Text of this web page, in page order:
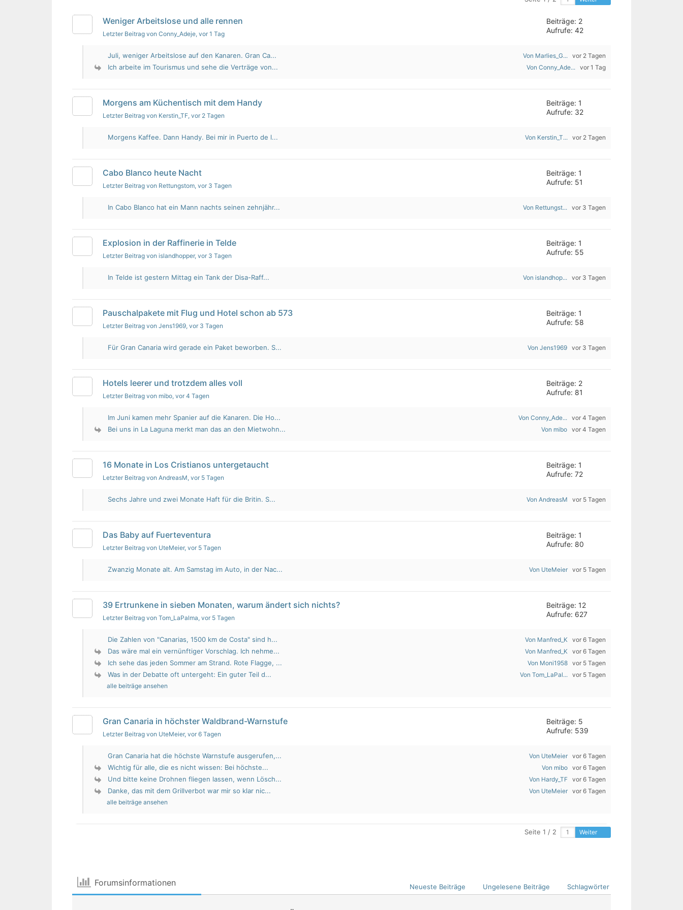
Weniger Arbeitslose und alle rennen
Letzter Beitrag von Conny_Adeje, vor 1 Tag
Beiträge: 2
Aufrufe: 42
Juli, weniger Arbeitslose auf den Kanaren. Gran Ca... Von Marlies_G... vor 2 Tagen
Ich arbeite im Tourismus und sehe die Verträge von... Von Conny_Ade... vor 1 Tag
Morgens am Küchentisch mit dem Handy
Letzter Beitrag von Kerstin_TF, vor 2 Tagen
Beiträge: 1
Aufrufe: 32
Morgens Kaffee. Dann Handy. Bei mir in Puerto de l... Von Kerstin_T... vor 2 Tagen
Cabo Blanco heute Nacht
Letzter Beitrag von Rettungstom, vor 3 Tagen
Beiträge: 1
Aufrufe: 51
In Cabo Blanco hat ein Mann nachts seinen zehnjähr... Von Rettungst... vor 3 Tagen
Explosion in der Raffinerie in Telde
Letzter Beitrag von islandhopper, vor 3 Tagen
Beiträge: 1
Aufrufe: 55
In Telde ist gestern Mittag ein Tank der Disa-Raff... Von islandhop... vor 3 Tagen
Pauschalpakete mit Flug und Hotel schon ab 573
Letzter Beitrag von Jens1969, vor 3 Tagen
Beiträge: 1
Aufrufe: 58
Für Gran Canaria wird gerade ein Paket beworben. S... Von Jens1969 vor 3 Tagen
Hotels leerer und trotzdem alles voll
Letzter Beitrag von mibo, vor 4 Tagen
Beiträge: 2
Aufrufe: 81
Im Juni kamen mehr Spanier auf die Kanaren. Die Ho... Von Conny_Ade... vor 4 Tagen
Bei uns in La Laguna merkt man das an den Mietwohn... Von mibo vor 4 Tagen
16 Monate in Los Cristianos untergetaucht
Letzter Beitrag von AndreasM, vor 5 Tagen
Beiträge: 1
Aufrufe: 72
Sechs Jahre und zwei Monate Haft für die Britin. S... Von AndreasM vor 5 Tagen
Das Baby auf Fuerteventura
Letzter Beitrag von UteMeier, vor 5 Tagen
Beiträge: 1
Aufrufe: 80
Zwanzig Monate alt. Am Samstag im Auto, in der Nac... Von UteMeier vor 5 Tagen
39 Ertrunkene in sieben Monaten, warum ändert sich nichts?
Letzter Beitrag von Tom_LaPalma, vor 5 Tagen
Beiträge: 12
Aufrufe: 627
Die Zahlen von "Canarias, 1500 km de Costa" sind h... Von Manfred_K vor 6 Tagen
Das wäre mal ein vernünftiger Vorschlag. Ich nehme... Von Manfred_K vor 6 Tagen
Ich sehe das jeden Sommer am Strand. Rote Flagge, ... Von Moni1958 vor 5 Tagen
Was in der Debatte oft untergeht: Ein guter Teil d... Von Tom_LaPal... vor 5 Tagen
alle beiträge ansehen
Gran Canaria in höchster Waldbrand-Warnstufe
Letzter Beitrag von UteMeier, vor 6 Tagen
Beiträge: 5
Aufrufe: 539
Gran Canaria hat die höchste Warnstufe ausgerufen,... Von UteMeier vor 6 Tagen
Wichtig für alle, die es nicht wissen: Bei höchste... Von mibo vor 6 Tagen
Und bitte keine Drohnen fliegen lassen, wenn Lösch... Von Hardy_TF vor 6 Tagen
Danke, das mit dem Grillverbot war mir so klar nic... Von UteMeier vor 6 Tagen
alle beiträge ansehen
Seite 1 / 2 Weiter
Forumsinformationen Neueste Beiträge Ungelesene Beiträge Schlagwörter